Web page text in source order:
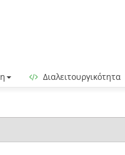
Διαλειτουργικότητα